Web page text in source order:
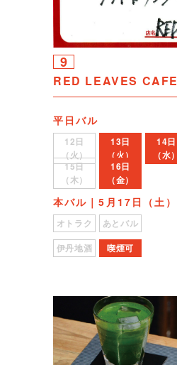
9
RED LEAVES CAFE
平日バル
12日
（火）
13日
（火）
14日
（水）
15日
（木）
16日
（金）
本バル｜5月17日（土）
オトラク
あとバル
伊丹地酒
喫煙可